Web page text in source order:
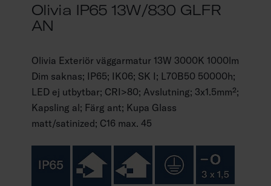
Olivia IP65 13W/830 GLFR
AN
Olivia Exteriör väggarmatur 13W 3000K 1000lm
Dim saknas; IP65; IK06; SK I; L70B50 50000h;
LED ej utbytbar; CRI>80; Avslutning; 3x1.5mm²;
Kapsling al; Färg ant; Kupa Glass
matt/satinized; C16 max. 45